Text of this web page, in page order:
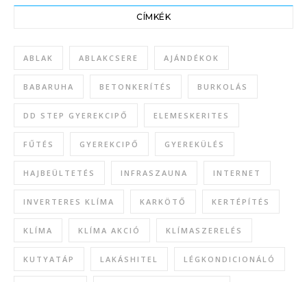
CÍMKÉK
ABLAK ABLAKCSERE AJÁNDÉKOK
BABARUHA BETONKERÍTÉS BURKOLÁS
DD STEP GYEREKCIPŐ ELEMESKERITES
FŰTÉS GYEREKCIPŐ GYEREKÜLÉS
HAJBEÜLTETÉS INFRASZAUNA INTERNET
INVERTERES KLÍMA KARKÖTŐ KERTÉPÍTÉS
KLÍMA KLÍMA AKCIÓ KLÍMASZERELÉS
KUTYATÁP LAKÁSHITEL LÉGKONDICIONÁLÓ